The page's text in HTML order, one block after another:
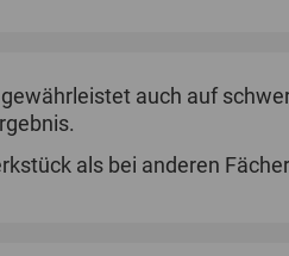
auch auf
als bei anderen